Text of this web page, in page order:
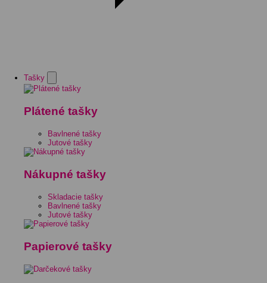
Tašky
Plátené tašky
Bavlnené tašky
Jutové tašky
Nákupné tašky
Skladacie tašky
Bavlnené tašky
Jutové tašky
Papierové tašky